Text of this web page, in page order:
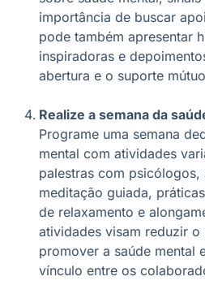
importância de buscar
pode também apresentar
inspiradoras e
abertura e o suporte
Realize a semana da
Programe uma semana
mental com atividades
palestras com psicólogos,
meditação guiada,
de relaxamento e
atividades visam reduzir o
promover a saúde mental
vínculo entre os